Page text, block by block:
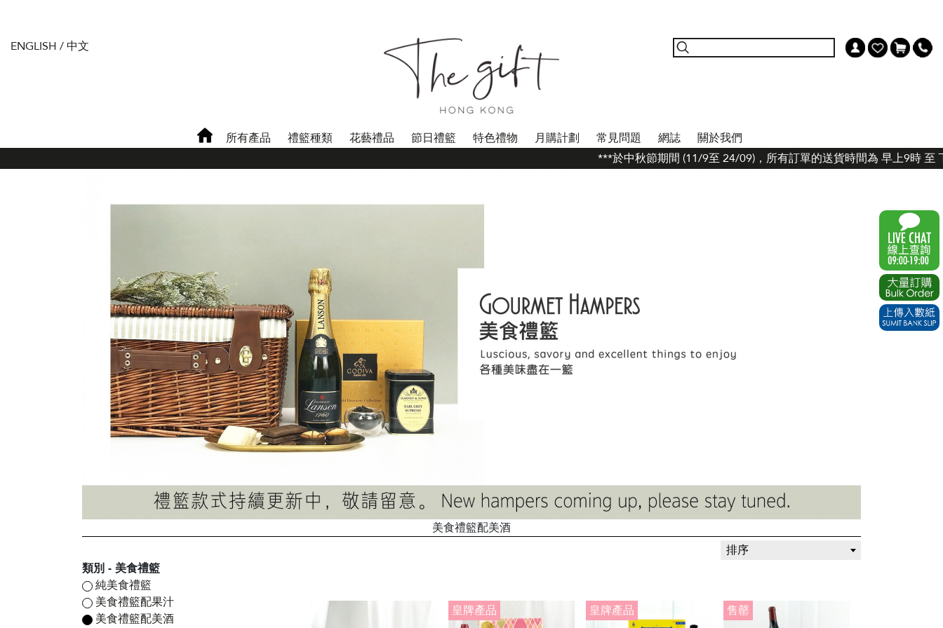
ENGLISH /中文
所有產品 禮籃種類 花藝禮品 節日禮籃 特色禮物 月購計劃 常見問題 網誌
關於我們
***於中秋節期間 (11/9至 24/09)，所有訂單的送貨時間為 早上9時 至 下
美食禮籃配美酒
排序
類別 - 美食禮籃
純美食禮籃
美食禮籃配果汁
美食禮籃配美酒
皇牌產品 皇牌產品 售罄